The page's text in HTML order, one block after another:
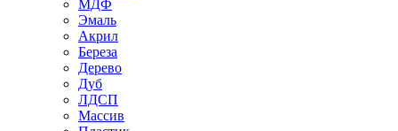
МДФ
Эмаль
Акрил
Береза
Дерево
Дуб
ЛДСП
Массив